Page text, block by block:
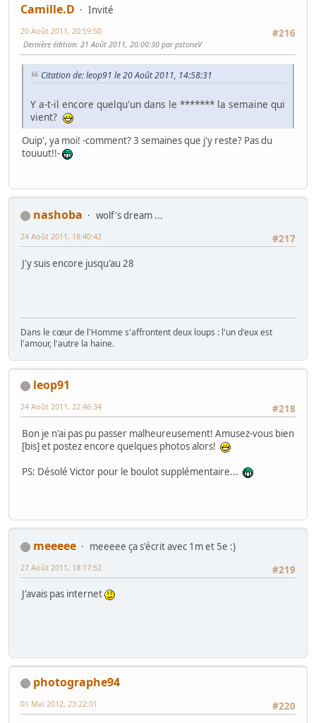
Camille.D
Invité
#216
20 Août 2011, 20:59:50
Dernière édition: 21 Août 2011, 20:00:30 par pstoneV
Citation de: leop91 le 20 Août 2011, 14:58:31
Y a-t-il encore quelqu'un dans le ******* la semaine qui
vient?
Ouip', ya moi! -comment? 3 semaines que j'y reste? Pas du
touuut!!-
nashoba
wolf's dream ...
#217
24 Août 2011, 18:40:42
J'y suis encore jusqu'au 28
Dans le cœur de l'Homme s'affrontent deux loups : l'un d'eux est
l'amour, l'autre la haine.
leop91
#218
24 Août 2011, 22:46:34
Bon je n'ai pas pu passer malheureusement! Amusez-vous bien
[bis] et postez encore quelques photos alors!
PS: Désolé Victor pour le boulot supplémentaire...
meeeee
meeeee ça s'écrit avec 1m et 5e :)
#219
27 Août 2011, 18:17:52
J'avais pas internet
photographe94
#220
01 Mai 2012, 23:22:01